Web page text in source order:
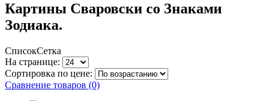
Картины Сваровски со Знаками
Зодиака.
СписокСетка
На странице:
Сортировка по цене:
Сравнение товаров (0)